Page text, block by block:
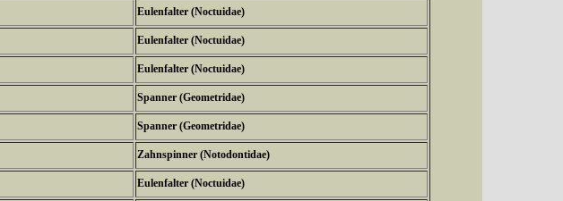
Eulenfalter (Noctuidae)
Eulenfalter (Noctuidae)
Eulenfalter (Noctuidae)
Spanner (Geometridae)
Spanner (Geometridae)
Zahnspinner (Notodontidae)
Eulenfalter (Noctuidae)